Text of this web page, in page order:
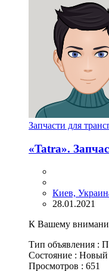
Запчасти для
«Tatra».
Киев,
28.01.2021
К Вашему
Тип объявления :
Состояние : Новый
Просмотров : 651